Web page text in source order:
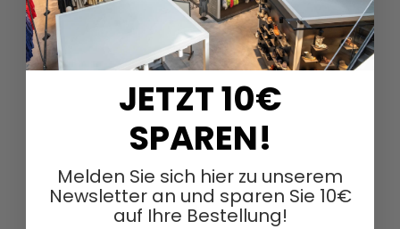
JETZT 10€
SPAREN!
Melden Sie sich hier zu unserem
Newsletter an und sparen Sie 10€
auf Ihre Bestellung!